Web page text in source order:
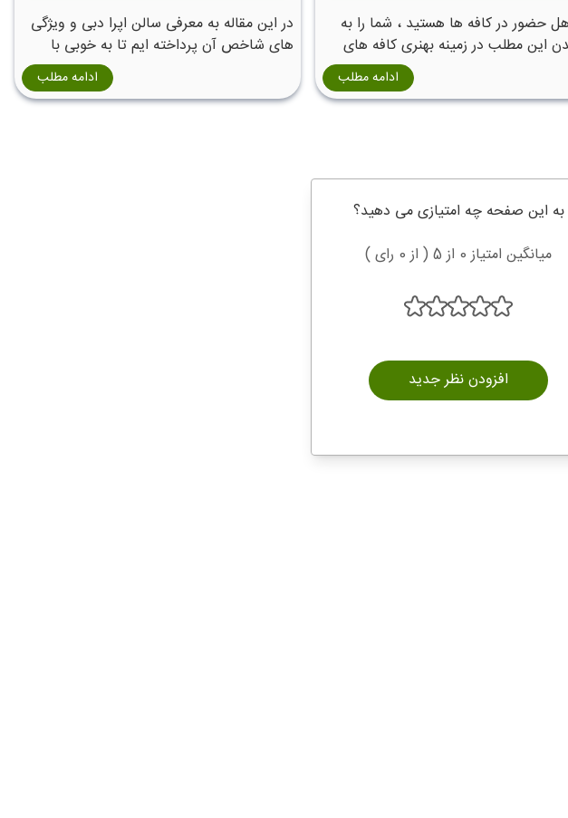
حضور در کافه ها هستید ، شما را به
این مطلب در زمینه بهنری کافه های
ادامه مطلب
در این مقاله به معرفی سالن اپرا دبی و ویژگی
های شاخص آن پرداخته ایم تا به خوبی با
ادامه مطلب
به این صفحه چه امتیازی می دهید؟
میانگین امتیاز 0 از 5 ( از 0 رای )
افزودن نظر جدید